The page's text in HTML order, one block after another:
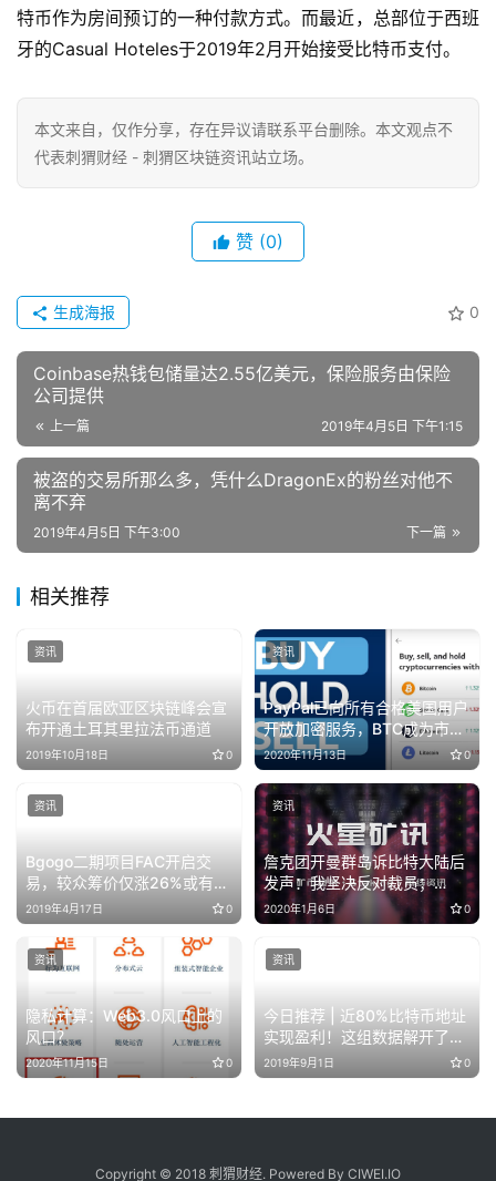
特币作为房间预订的一种付款方式。而最近，总部位于西班
牙的Casual Hoteles于2019年2月开始接受比特币支付。
本文来自 ，仅作分享，存在异议请联系平台删除。本文观点不
代表刺猬财经 - 刺猬区块链资讯站立场。
赞 (0)
0
生成海报
Coinbase热钱包储量达2.55亿美元，保险服务由保险
公司提供
上一篇 2019年4月5日 下午1:15
被盗的交易所那么多，凭什么DragonEx的粉丝对他不
离不弃
下一篇
2019年4月5日 下午3:00
相关推荐
火币在首届欧亚区块链峰会宣
布开通土耳其里拉法币通道
2019年10月18日 0
资讯
PayPal已向所有合格美国用户
开放加密服务，BTC成为市值
第20大资产
2020年11月13日 0
资讯
Bgogo二期项目FAC开启交
易，较众筹价仅涨26%或有破
发风险
2019年4月17日 0
资讯
詹克团开曼群岛诉比特大陆后
发声：我坚决反对裁员；
BCH、BSV大幅拉升超过10%
2020年1月6日 0
资讯
隐私计算：Web3.0风口上的
风口？
2020年11月15日 0
资讯
今日推荐 | 近80%比特币地址
实现盈利！这组数据解开了币
圈的财富密码
2019年9月1日 0
资讯
Copyright © 2018 刺猬财经. Powered By CIWEI.IO